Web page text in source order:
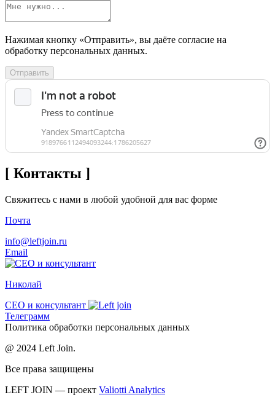
Нажимая кнопку «Отправить», вы даёте согласие на
обработку персональных данных.
Отправить
[ Контакты ]
Свяжитесь с нами в любой удобной для вас форме
Почта
info@leftjoin.ru
Email
Николай
CEO и консультант
Телеграмм
Политика обработки персональных данных
@ 2024 Left Join.
Все права защищены
LEFT JOIN — проект Valiotti Analytics